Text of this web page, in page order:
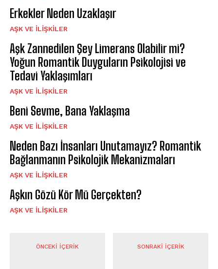
Erkekler Neden Uzaklaşır
AŞK VE İLIŞKILER
Aşk Zannedilen Şey Limerans Olabilir mi?
Yoğun Romantik Duyguların Psikolojisi ve
Tedavi Yaklaşımları
AŞK VE İLIŞKILER
Beni Sevme, Bana Yaklaşma
AŞK VE İLIŞKILER
Neden Bazı İnsanları Unutamayız? Romantik
Bağlanmanın Psikolojik Mekanizmaları
AŞK VE İLIŞKILER
Aşkın Gözü Kör Mü Gerçekten?
AŞK VE İLIŞKILER
ÖNCEKI İÇERIK SONRAKI İÇERIK